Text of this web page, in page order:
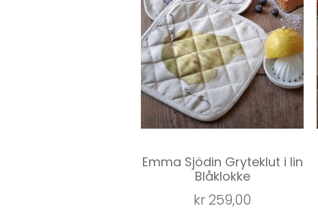
Emma Sjödin Gryteklut i lin
Blåklokke
kr259,00